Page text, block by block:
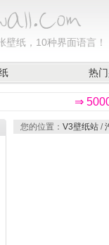
壁纸，10种界面语言！
热
⇒
您的位置： V3壁纸站 /